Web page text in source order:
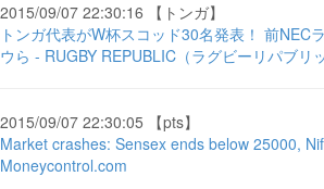
2015/09/07 22:30:16 【トンガ】
トンガ代表がW杯スコッド30名発表！ 前NEC
ウら - RUGBY REPUBLIC（ラグビーリパブリッ
2015/09/07 22:30:05 【pts】
Market crashes: Sensex ends below 25000,
Moneycontrol.com